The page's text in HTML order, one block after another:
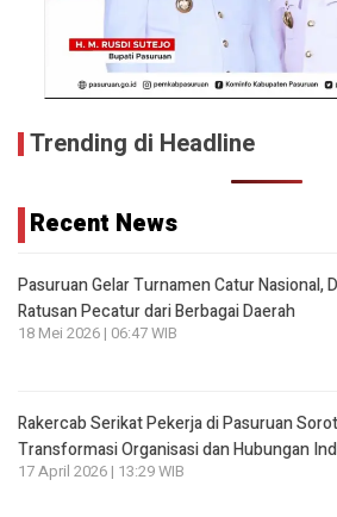
Trending di Headline
Recent News
Pasuruan Gelar Turnamen Catur Nasional,
Ratusan Pecatur dari Berbagai Daerah
18 Mei 2026 | 06:47 WIB
Rakercab Serikat Pekerja di Pasuruan
Transformasi Organisasi dan Hubungan
17 April 2026 | 13:29 WIB